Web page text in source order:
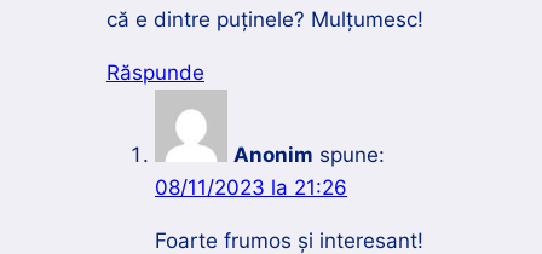
că e dintre puținele? Mulțumesc!
Răspunde
Anonim spune:
08/11/2023 la 21:26
Foarte frumos și interesant!